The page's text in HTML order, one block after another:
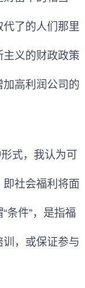
了的人们那里
主义的财政政策
高利润公司的
式，我认为可
社会福利将面
条件”，是指福
，或保证参与